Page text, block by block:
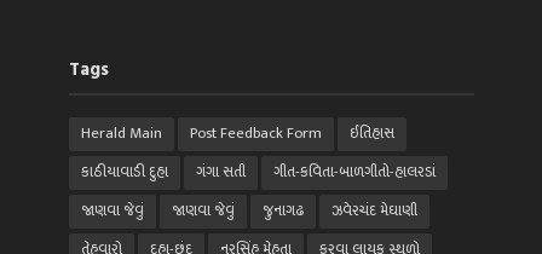
Tags
Herald Main Post Feedback Form
ઈતિહાસ
કાઠીયાવાડી દુહા
ગંગા સતી
ગીત-કવિતા-બાળગીતો-હાલરડાં
જાણવા જેવું
જાણવા જેવું જુનાગઢ
ઝવેરચંદ મેઘાણી